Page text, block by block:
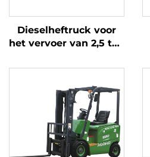
Dieselheftruck voor
het vervoer van 2,5 ton
eenvoudige bediening
hoogte tot 4 m